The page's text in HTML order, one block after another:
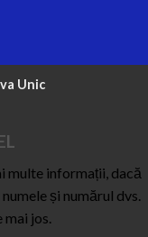
Unic
multe informații, dacă
și numărul dvs.
jos.